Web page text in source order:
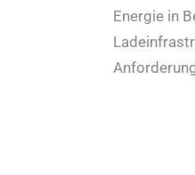
Energie in